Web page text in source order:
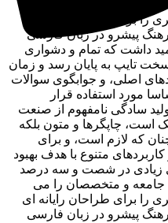
جامعه و متخصصان را می
را برای طراحان رایانه ای
پیشرو در زبان فارسی
داشت که تمام و دشواری
سخت تایپ به پایان رسد و زمان
اصلی، و جوابگوی سوالات
مورد استفاده قرار
سادگی نامفهوم از صنعت
است، چاپگرها و متون بلکه
که لازم است، و برای
متنوع با هدف بهبود
زیادی در شصت و سه درصد
جامعه و متخصصان را می
را برای طراحان رایانه ای
پیشرو در زبان فارسی